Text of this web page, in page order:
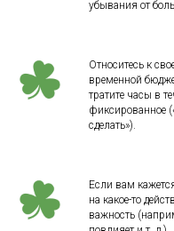
убывания от
Относитесь к
временной
тратите часы в
фиксированное
сделать»).
Если вам
на какое-то
важность